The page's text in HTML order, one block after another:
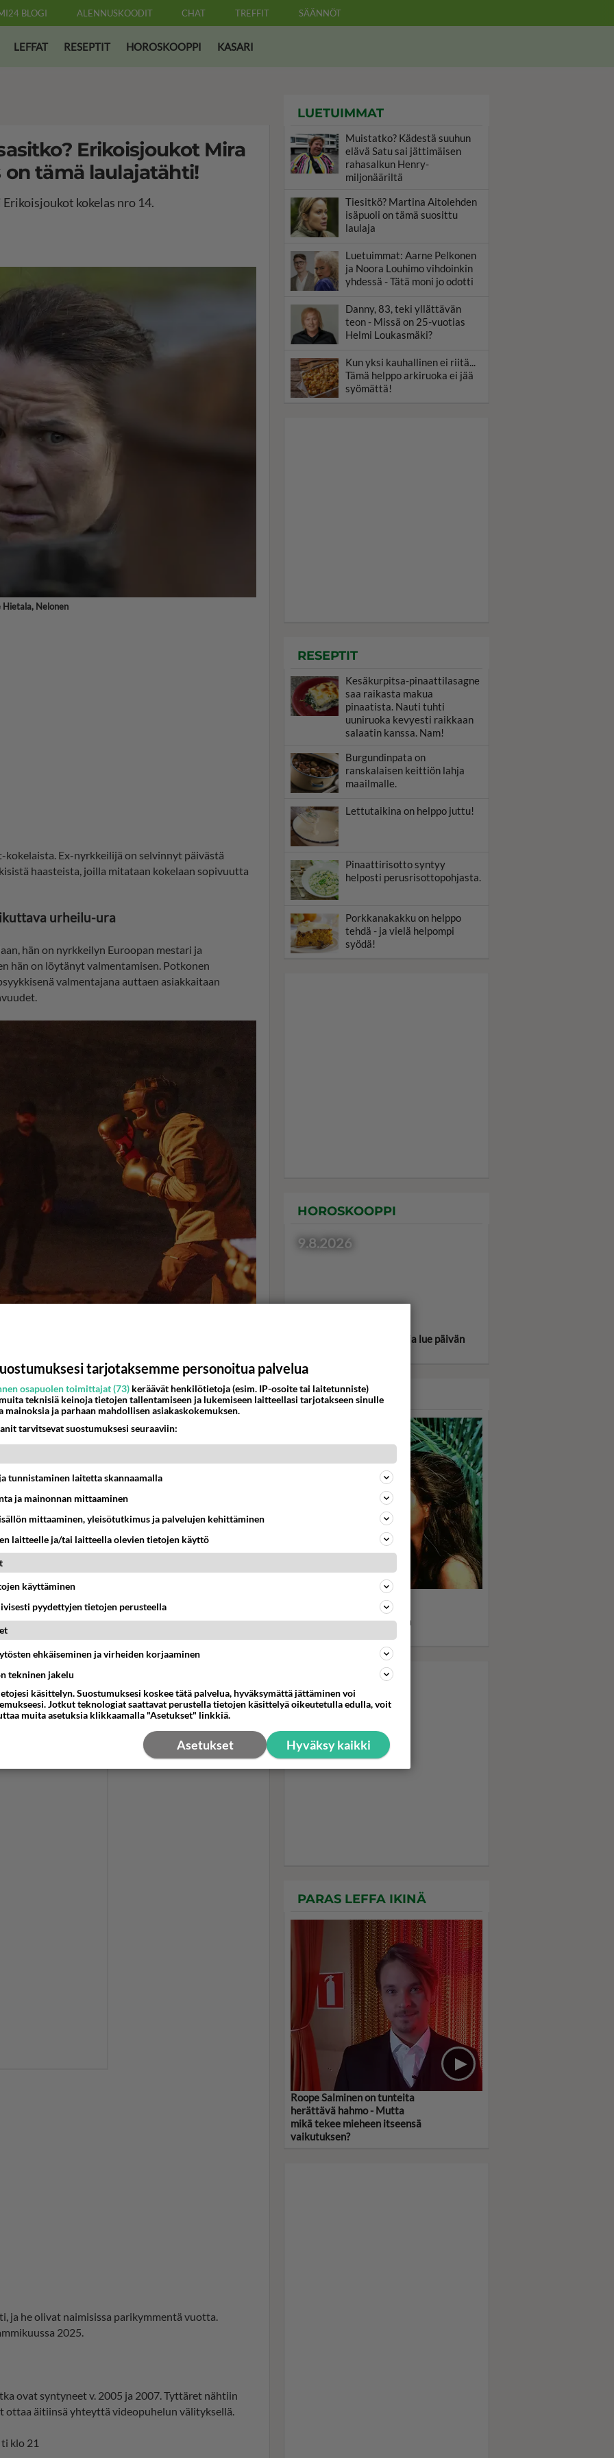
BLOGI ALENNUSKOODIT CHAT TREFFIT SÄÄNNÖT
LEFFAT RESEPTIT HOROSKOOPPI KASARI
Erikoisjoukot Mira
tämä laulajatähti!
kokelas nro 14.
Hietala, Nelonen
Ex-nyrkkeilijä on selvinnyt päivästä
haasteista, joilla mitataan kokelaan sopivuutta
urheilu-ura
hän on nyrkkeilyn Euroopan mestari ja
hän on löytänyt valmentamisen. Potkonen
valmentajana auttaen asiakkaitaan
kanssa Erikoisjoukoissa. Kuva: Jere Hietala, Nelonen
ainut "julkkis"? Potkosen ex-mies on
vuottaHenkka & Kulkurit-tanssiorkesterissa. Yhtye
lupaili Instagramissa, että uutta musiikki
tililtä:
ja he olivat naimisissa parikymmentä vuotta.
2025.
ovat syntyneet v. 2005 ja 2007. Tyttäret nähtiin
ottaa äitiinsä yhteyttä videopuhelun välityksellä.
klo 21
LUETUIMMAT
Muistatko? Kädestä suuhun
elävä Satu sai jättimäisen
rahasalkun Henry-
miljonääriltä
Tiesitkö? Martina Aitolehden
isäpuoli on tämä suosittu
laulaja
Luetuimmat: Aarne Pelkonen
ja Noora Louhimo vihdoinkin
yhdessä - Tätä moni jo odotti
Danny, 83, teki yllättävän
teon - Missä on 25-vuotias
Helmi Loukasmäki?
Kun yksi kauhallinen ei riitä...
Tämä helppo arkiruoka ei jää
syömättä!
RESEPTIT
Kesäkurpitsa-pinaattilasagne
saa raikasta makua
pinaatista. Nauti tuhti
uuniruoka kevyesti raikkaan
salaatin kanssa. Nam!
Burgundinpata on
ranskalaisen keittiön lahja
maailmalle.
Lettutaikina on helppo juttu!
Pinaattirisotto syntyy
helposti perusrisottopohjasta.
Porkkanakakku on helppo
tehdä - ja vielä helpompi
syödä!
HOROSKOOPPI
9.8.2026
Valitse oma tähtimerkkisi ja lue päivän
KASARI
Oi! Blue Lagoon sai nuoret
tytöt punastelemaan:
Teinitähti Brooke Shieldsin
PARAS LEFFA IKINÄ
Roope Salminen on tunteita
herättävä hahmo - Mutta
mikä tekee mieheen itseensä
vaikutuksen?
tarjotaksemme personoitua palvelua
osapuolen toimittajat (73) keräävät henkilötietoja (esim. IP-osoite tai laitetunniste)
teknisiä keinoja tietojen tallentamiseen ja lukemiseen laitteellasi tarjotakseen sinulle
ja parhaan mahdollisen asiakaskokemuksen.
tarvitsevat suostumuksesi seuraaviin:
tunnistaminen laitetta skannaamalla
ja mainonnan mittaaminen
mittaaminen, yleisötutkimus ja palvelujen kehittäminen
laitteelle ja/tai laitteella olevien tietojen käyttö
käyttäminen
pyydettyjen tietojen perusteella
ehkäiseminen ja virheiden korjaaminen
tekninen jakelu
käsittelyn. Suostumuksesi koskee tätä palvelua, hyväksymättä jättäminen voi
Jotkut teknologiat saattavat perustella tietojen käsittelyä oikeutetulla edulla, voit
muita asetuksia klikkaamalla "Asetukset" linkkiä.
Hyväksy kaikki
Asetukset